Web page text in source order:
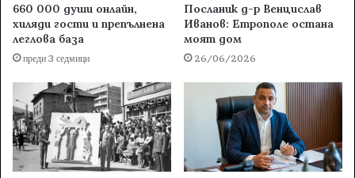
660 000 души онлайн,
хиляди гости и препълнена
леглова база
преди 3 седмици
Посланик д-р Венцислав
Иванов: Етрополе остана
моят дом
26/06/2026